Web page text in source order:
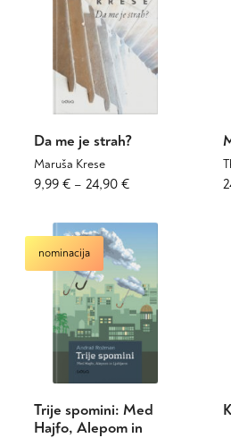
Da me je strah?
Maruša Krese
9,99 € – 24,90 €Cenovni
od
9,99 €
do
24,90 €
Ta
ima
različic.
Možnosti
lahko
izberete
na
strani
nominacija
Trije spomini: Med
Hajfo, Alepom in